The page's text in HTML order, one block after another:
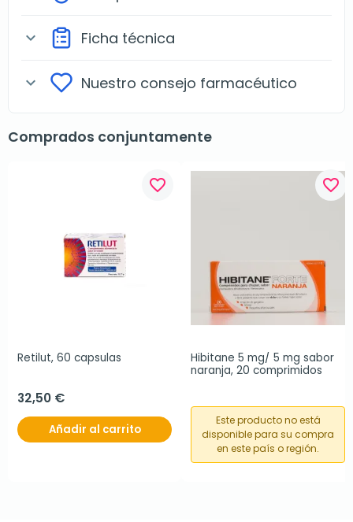
expand_more Ficha técnica
expand_more Nuestro consejo farmacéutico
Comprados conjuntamente
favorite_border
Retilut, 60 capsulas
32,50 €
Añadir al carrito
favorite_border
Hibitane 5 mg/ 5 mg sabor
naranja, 20 comprimidos
Este producto no está
disponible para su compra
en este país o región.